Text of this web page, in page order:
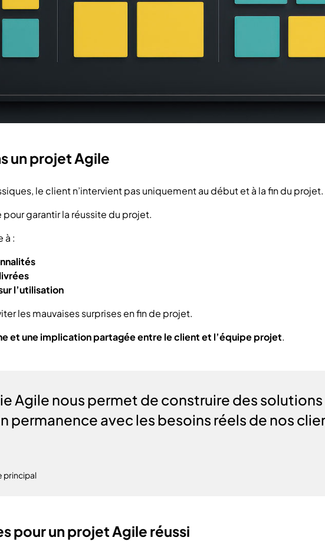
un projet Agile
le client n’intervient pas uniquement au début et à la fin du projet.
garantir la réussite du projet.
à :
l’utilisation
les mauvaises surprises en fin de projet.
et une implication partagée entre le client et l’équipe projet.
Agile nous permet de construire des
permanence avec les besoins réels de nos
principal
pour un projet Agile réussi